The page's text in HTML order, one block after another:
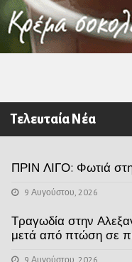
Τελευταία Νέα
ΠΡΙΝ ΛΙΓΟ: Φωτιά
9 Αυγούστου, 2026
Τραγωδία στην
μετά από πτώση σε
9 Αυγούστου, 2026